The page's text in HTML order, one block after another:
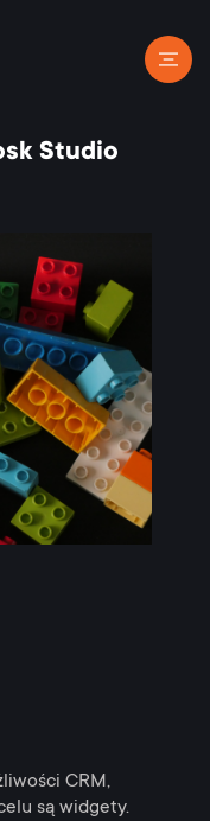
Studio
CRM,
są widgety.